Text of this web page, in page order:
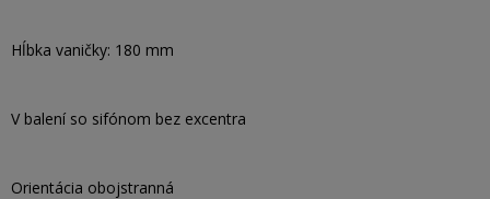
Hĺbka vaničky: 180 mm
V balení so sifónom bez excentra
Orientácia obojstranná